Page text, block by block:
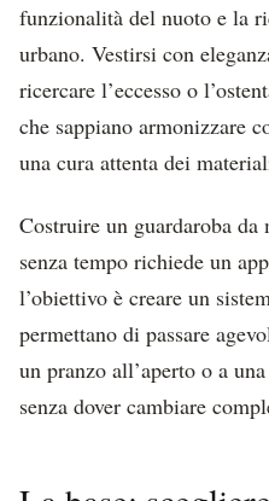
funzionalità del nuoto e la
urbano. Vestirsi con
ricercare l’eccesso o
che sappiano armonizzare
una cura attenta dei
Costruire un guardaroba da
senza tempo richiede un
l’obiettivo è creare un
permettano di passare
un pranzo all’aperto o a
senza dover cambiare